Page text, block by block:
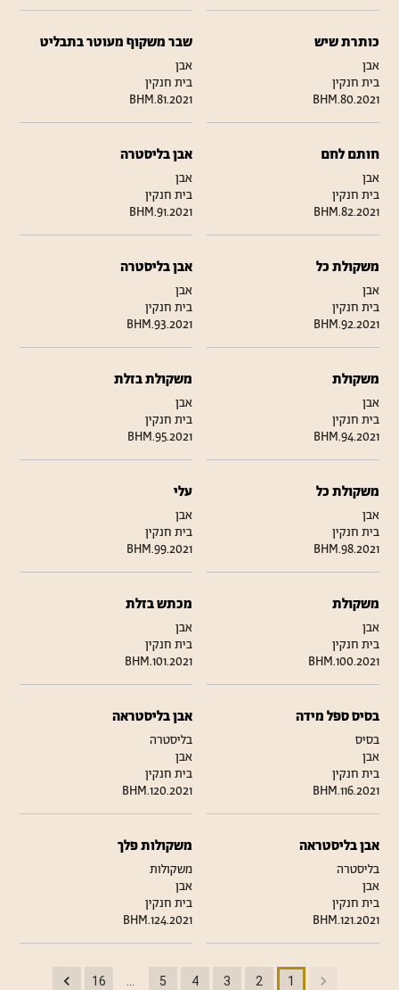
כותרת שיש
אבן
בית חנקין
BHM.80.2021
שבר משקוף מעוטר בתבליט
אבן
בית חנקין
BHM.81.2021
חותם לחם
אבן
בית חנקין
BHM.82.2021
אבן בליסטרה
אבן
בית חנקין
BHM.91.2021
משקולת כל
אבן
בית חנקין
BHM.92.2021
אבן בליסטרה
אבן
בית חנקין
BHM.93.2021
משקולת
אבן
בית חנקין
BHM.94.2021
משקולת בזלת
אבן
בית חנקין
BHM.95.2021
משקולת כל
אבן
בית חנקין
BHM.98.2021
עלי
אבן
בית חנקין
BHM.99.2021
משקולת
אבן
בית חנקין
BHM.100.2021
מכתש בזלת
אבן
בית חנקין
BHM.101.2021
בסיס ספל מידה
בסיס
אבן
בית חנקין
BHM.116.2021
אבן בליסטראה
בליסטרה
אבן
בית חנקין
BHM.120.2021
אבן בליסטראה
בליסטרה
אבן
בית חנקין
BHM.121.2021
משקולות פלך
משקולות
אבן
בית חנקין
BHM.124.2021
1
2
3
4
5
16